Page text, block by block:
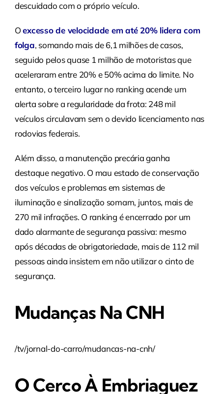
descuidado com o próprio veículo.
Oexcesso de velocidade em até 20% lidera com
folga, somando mais de 6,1 milhões de casos,
seguido pelos quase 1 milhão de motoristas que
aceleraram entre 20% e 50% acima do limite. No
entanto, o terceiro lugar no ranking acende um
alerta sobre a regularidade da frota: 248 mil
veículos circulavam sem o devido licenciamento nas
rodovias federais.
Além disso, a manutenção precária ganha
destaque negativo. O mau estado de conservação
dos veículos e problemas em sistemas de
iluminação e sinalização somam, juntos, mais de
270 mil infrações. O ranking é encerrado por um
dado alarmante de segurança passiva: mesmo
após décadas de obrigatoriedade, mais de 112 mil
pessoas ainda insistem em não utilizar o cinto de
segurança.
Mudanças Na CNH
/tv/jornal-do-carro/mudancas-na-cnh/
O Cerco À Embriaguez